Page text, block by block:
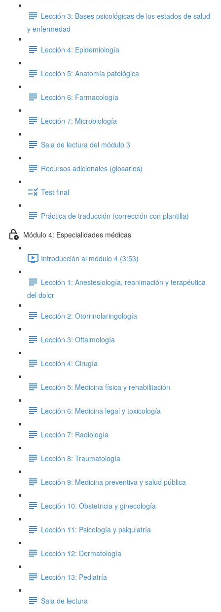
Lección 3: Bases psicológicas de los estados de salud
y enfermedad
Lección 4: Epidemiología
Lección 5: Anatomía patológica
Lección 6: Farmacología
Lección 7: Microbiología
Sala de lectura del módulo 3
Recursos adicionales (glosarios)
Test final
Práctica de traducción (corrección con plantilla)
Módulo 4: Especialidades médicas
Introducción al módulo 4 (3:53)
Lección 1: Anestesiología, reanimación y terapéutica
del dolor
Lección 2: Otorrinolaringología
Lección 3: Oftalmología
Lección 4: Cirugía
Lección 5: Medicina física y rehabilitación
Lección 6: Medicina legal y toxicología
Lección 7: Radiología
Lección 8: Traumatología
Lección 9: Medicina preventiva y salud pública
Lección 10: Obstetricia y ginecología
Lección 11: Psicología y psiquiatría
Lección 12: Dermatología
Lección 13: Pediatría
Sala de lectura